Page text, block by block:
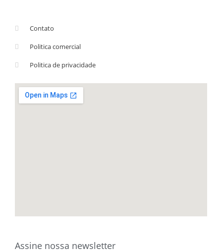
Contato
Politica comercial
Politica de privacidade
Assine nossa newsletter